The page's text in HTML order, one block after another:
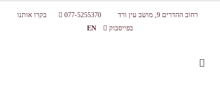
רחוב ההדרים 9, מושב עין ורד 077-5255370
בקרו אותנו
בפייסבוק
EN